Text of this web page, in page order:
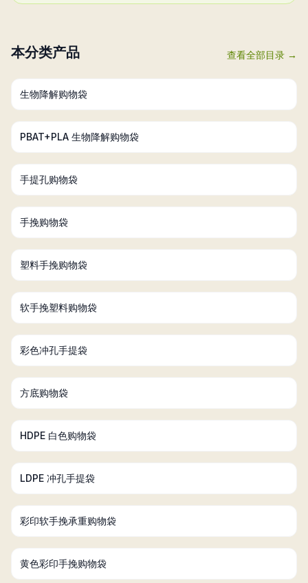
本分类产品 查看全部目录 →
生物降解购物袋
PBAT+PLA 生物降解购物袋
手提孔购物袋
手挽购物袋
塑料手挽购物袋
软手挽塑料购物袋
彩色冲孔手提袋
方底购物袋
HDPE 白色购物袋
LDPE 冲孔手提袋
彩印软手挽承重购物袋
黄色彩印手挽购物袋